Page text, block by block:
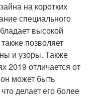
на коротких
специального
высокой
позволяет
и узоры. Также
2019 отличается от
может быть
делает его более